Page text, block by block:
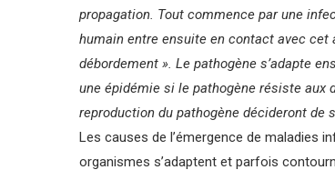
propagation. Tout commence par une
humain entre ensuite en contact avec cet
débordement ». Le pathogène s’adapte
une épidémie si le pathogène résiste aux
reproduction du pathogène décideront de
Les causes de l’émergence de maladies
organismes s’adaptent et parfois